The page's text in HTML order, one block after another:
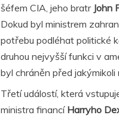
šéfem CIA, jeho bratr John
Dokud byl ministrem
potřebu podléhat politické
druhou nejvyšší funkci v
byl chráněn před jakýmikoli
Třetí událostí, která
ministra financí Harryho